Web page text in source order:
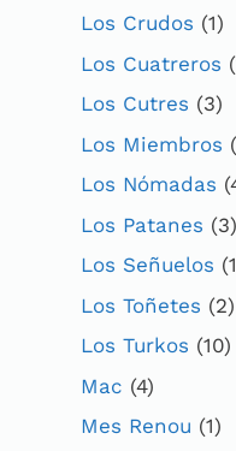
Los Crudos (1)
Los Cuatreros
Los Cutres (3)
Los Miembros
Los Nómadas
Los Patanes (3)
Los Señuelos
Los Toñetes (2)
Los Turkos (10)
Mac (4)
Mes Renou (1)